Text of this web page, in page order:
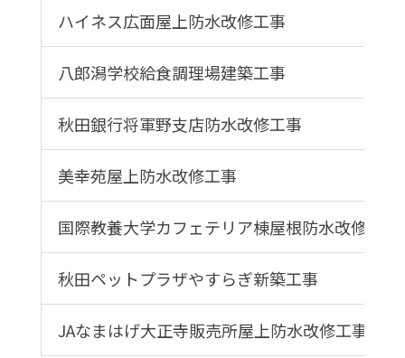
ハイネス広面屋上防水改修工事
八郎潟学校給食調理場建築工事
秋田銀行将軍野支店防水改修工事
美幸苑屋上防水改修工事
国際教養大学カフェテリア棟屋根防水改修工事
秋田ペットプラザやすらぎ新築工事
JAなまはげ大正寺販売所屋上防水改修工事